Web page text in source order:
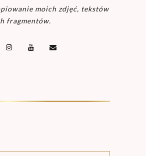
moich zdjęć, tekstów
fragmentów.